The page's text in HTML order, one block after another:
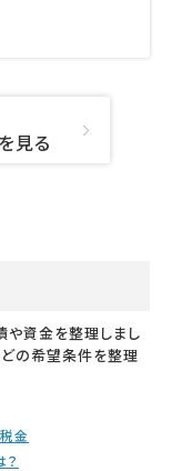
見る
や資金を整理しまし
どの希望条件を整理
金